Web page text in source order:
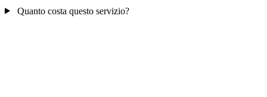
Quanto costa questo servizio?